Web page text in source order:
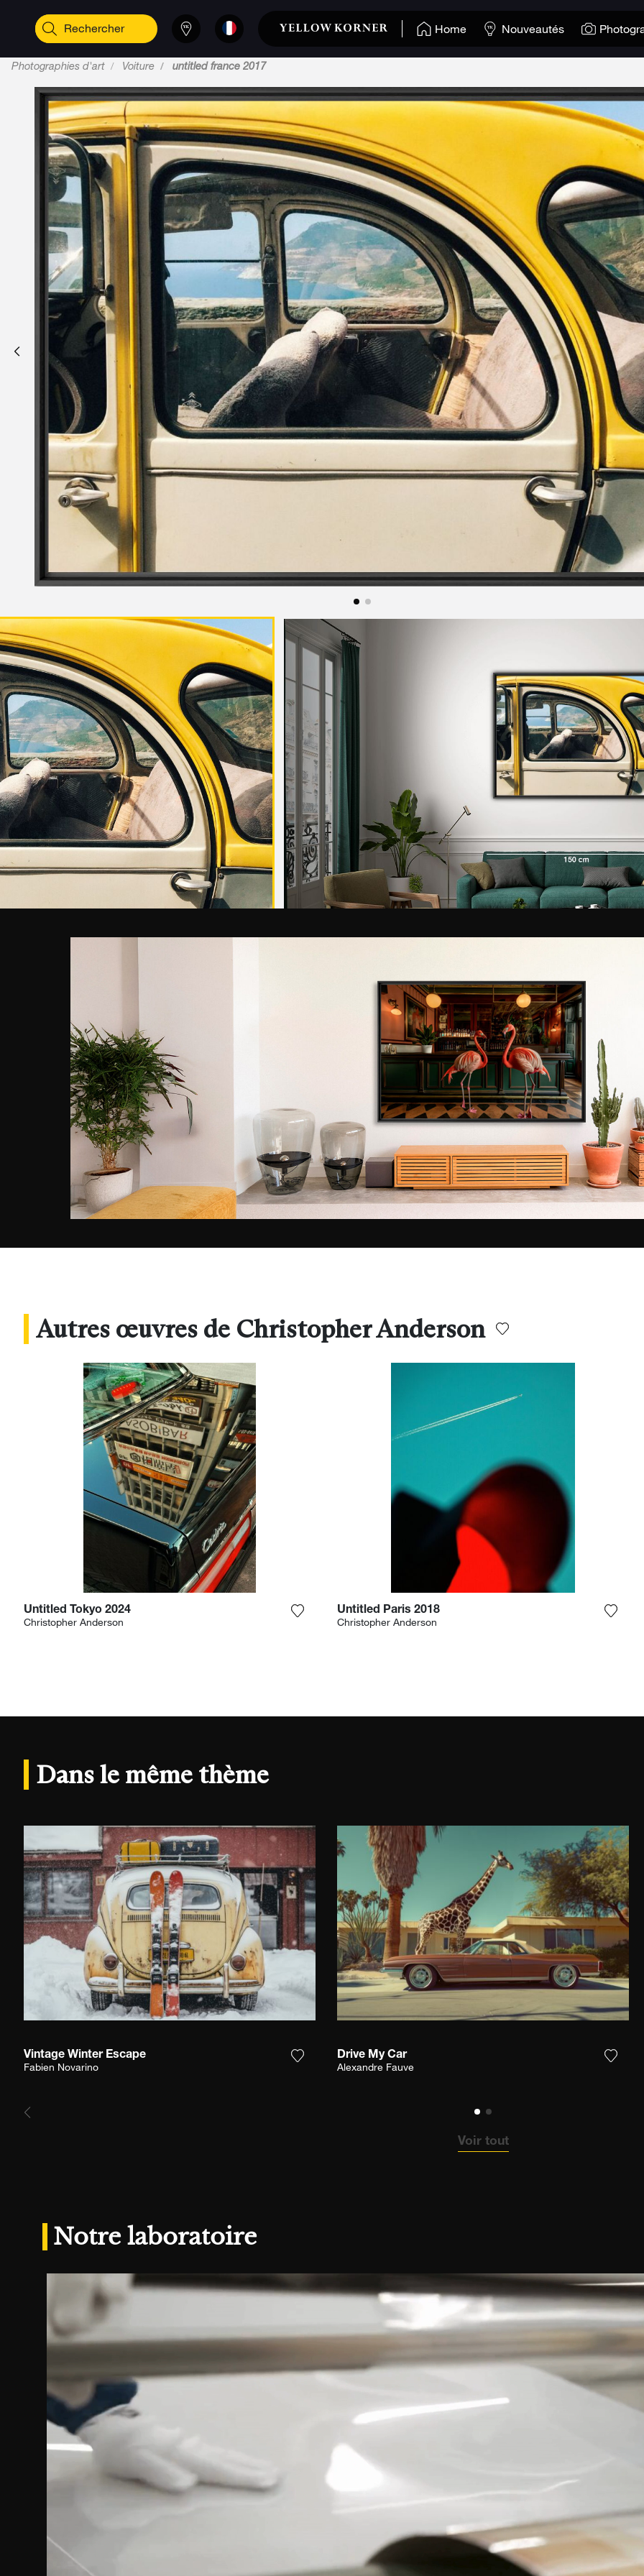
Home Nouveautés
Photographies d'art Voiture untitled france 2017
Autres œuvres de Christopher Anderson
Untitled Tokyo 2024
Christopher Anderson Ajouter la photographie à ma wishlist
Untitled Paris 2018
Christopher Anderson
Dans le même thème
Vintage Winter Escape
Fabien Novarino Ajouter la photographie à ma wishlist
Drive My Car
Alexandre Fauve
Voir tout
Notre laboratoire